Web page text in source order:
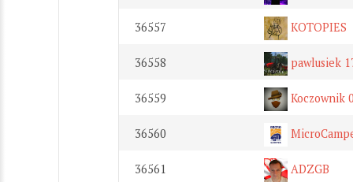
36557 KOTOPIES
36558 pawlusiek
36559 Koczownik
36560
36561 ADZGB